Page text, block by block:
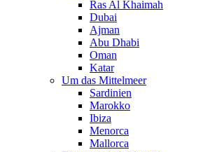
Ras Al Khaimah
Dubai
Ajman
Abu Dhabi
Oman
Katar
Um das Mittelmeer
Sardinien
Marokko
Ibiza
Menorca
Mallorca